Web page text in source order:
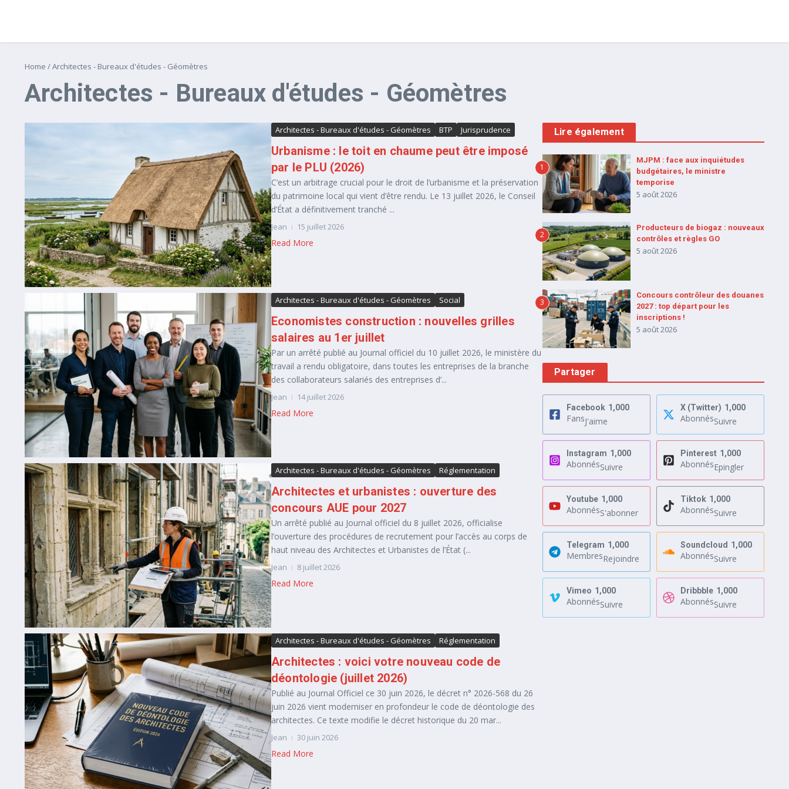
Home /Architectes - Bureaux d'études - Géomètres
Architectes - Bureaux d'études - Géomètres
Architectes - Bureaux d'études - Géomètres BTP Jurisprudence
Urbanisme : le toit en chaume peut être imposé
par le PLU (2026)
C’est un arbitrage crucial pour le droit de l’urbanisme et la préservation
du patrimoine local qui vient d’être rendu. Le 13 juillet 2026, le Conseil
d’État a définitivement tranché ...
Jean 15 juillet 2026
Read More
Architectes - Bureaux d'études - Géomètres Social
Economistes construction : nouvelles grilles
salaires au 1er juillet
Par un arrêté publié au Journal officiel du 10 juillet 2026, le ministère du
travail a rendu obligatoire, dans toutes les entreprises de la branche
des collaborateurs salariés des entreprises d’...
Jean 14 juillet 2026
Read More
Architectes - Bureaux d'études - Géomètres Réglementation
Architectes et urbanistes : ouverture des
concours AUE pour 2027
Un arrêté publié au Journal officiel du 8 juillet 2026, officialise
l’ouverture des procédures de recrutement pour l’accès au corps de
haut niveau des Architectes et Urbanistes de l’État (...
Jean 8 juillet 2026
Read More
Architectes - Bureaux d'études - Géomètres Réglementation
Architectes : voici votre nouveau code de
déontologie (juillet 2026)
Publié au Journal Officiel ce 30 juin 2026, le décret n° 2026-568 du 26
juin 2026 vient moderniser en profondeur le code de déontologie des
architectes. Ce texte modifie le décret historique du 20 mar...
Jean 30 juin 2026
Read More
Lire également
1
MJPM : face aux inquiétudes
budgétaires, le ministre
temporise
5 août 2026
2
Producteurs de biogaz : nouveaux
contrôles et règles GO
5 août 2026
3
Concours contrôleur des douanes
2027 : top départ pour les
inscriptions !
5 août 2026
Partager
Facebook 1,000
FansJ'aime
X (Twitter) 1,000
AbonnésSuivre
Instagram 1,000
AbonnésSuivre
Pinterest 1,000
AbonnésEpingler
Youtube 1,000
AbonnésS'abonner
Tiktok 1,000
AbonnésSuivre
Telegram 1,000
MembresRejoindre
Soundcloud 1,000
AbonnésSuivre
Vimeo 1,000
AbonnésSuivre
Dribbble 1,000
AbonnésSuivre